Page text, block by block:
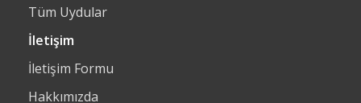
Tüm Uydular
İletişim
İletişim Formu
Hakkımızda